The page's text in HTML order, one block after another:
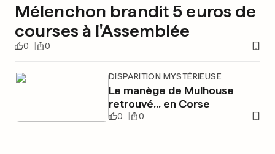
Mélenchon brandit 5 euros de
courses à l'Assemblée
0 0
DISPARITION MYSTÉRIEUSE
Le manège de Mulhouse
retrouvé... en Corse
0 0